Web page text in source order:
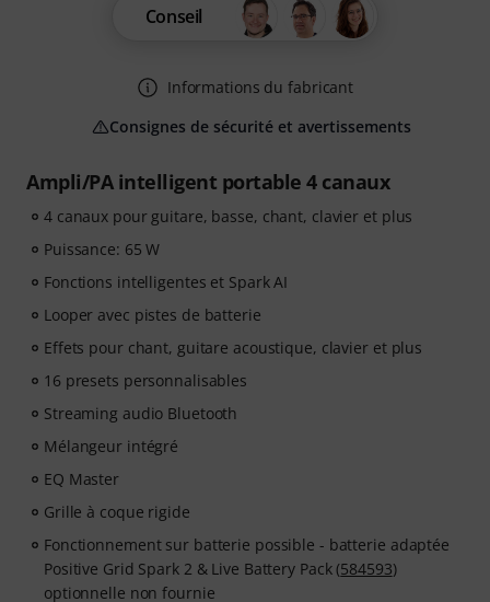
Ampli/PA intelligent portable 4 canaux
4 canaux pour guitare, basse, chant, clavier et plus
Puissance: 65 W
Fonctions intelligentes et Spark AI
Looper avec pistes de batterie
Effets pour chant, guitare acoustique, clavier et plus
16 presets personnalisables
Streaming audio Bluetooth
Mélangeur intégré
EQ Master
Grille à coque rigide
Fonctionnement sur batterie possible - batterie adaptée
Positive Grid Spark 2 & Live Battery Pack (584593)
optionnelle non fournie
Conseil
Informations du fabricant
Consignes de sécurité et avertissements